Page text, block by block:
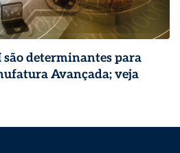
determinantes para
Avançada; veja